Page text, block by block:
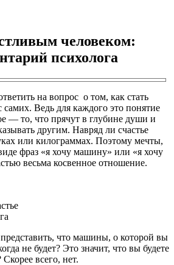
человеком:
психолога
на вопрос о том, как стать
Ведь для каждого это понятие
— то, что прячут в глубине души и
другим. Навряд ли счастье
или килограммах. Поэтому мечты,
фраз «я хочу машину» или «я хочу
весьма косвенное отношение.
что машины, о которой вы
не будет? Это значит, что вы будете
всего, нет.